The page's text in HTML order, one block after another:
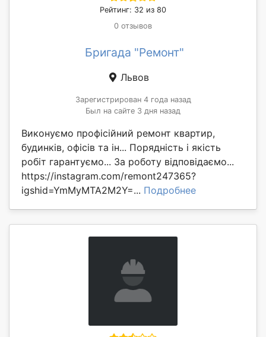
Рейтинг: 32 из 80
0 отзывов
Бригада "Ремонт"
Львов
Зарегистрирован 4 года назад
Был на сайте 3 дня назад
Виконуємо профісійний ремонт квартир,
будинків, офісів та ін... Порядність і якість
робіт гарантуємо... За роботу відповідаємо...
https://instagram.com/remont247365?
igshid=YmMyMTA2M2Y=... Подробнее